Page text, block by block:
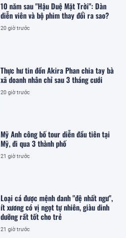
10 năm sau "Hậu Duệ Mặt Trời": Dàn
diễn viên và bộ phim thay đổi ra sao?
20 giờ trước
Thực hư tin đồn Akira Phan chia tay bà
xã doanh nhân chỉ sau 3 tháng cưới
20 giờ trước
Mỹ Anh công bố tour diễn đầu tiên tại
Mỹ, đi qua 3 thành phố
21 giờ trước
Loại cá được mệnh danh "đệ nhất ngư",
ít xương có vị ngọt tự nhiên, giàu dinh
dưỡng rất tốt cho trẻ
21 giờ trước